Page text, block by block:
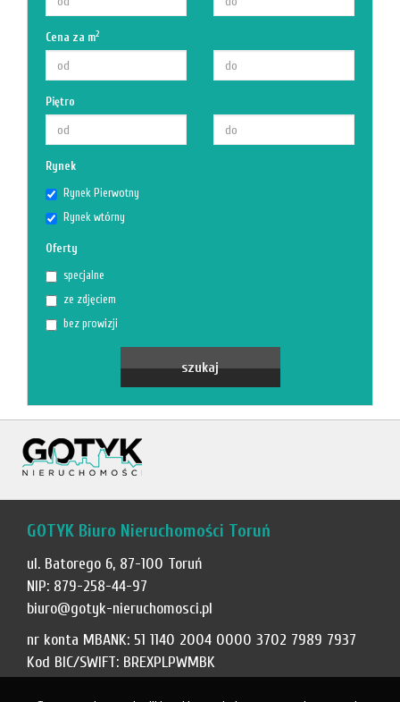
Cena za m2
Piętro
Rynek
Rynek Pierwotny
Rynek wtórny
Oferty
specjalne
ze zdjęciem
bez prowizji
GOTYK Biuro Nieruchomości Toruń
ul. Batorego 6, 87-100 Toruń
NIP: 879-258-44-97
biuro@gotyk-nieruchomosci.pl
nr konta MBANK: 51 1140 2004 0000 3702 7989 7937
Kod BIC/SWIFT: BREXPLPWMBK